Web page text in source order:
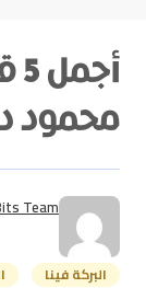
محمود
Team
البركة فينا